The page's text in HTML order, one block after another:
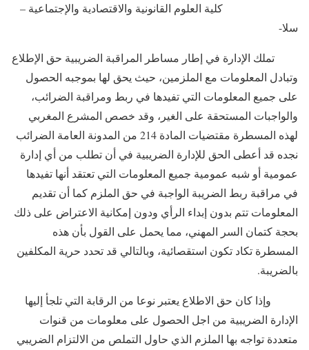
كلية العلوم القانونية والاقتصادية والإجتماعية –
سلا-
تملك الإدارة في إطار مساطر المراقبة الضريبية حق الإطلاع
وتبادل المعلومات مع الملزمين، حيث يحق لها بموجبه الحصول
على جميع المعلومات التي تفيدها في ربط ومراقبة الضرائب،
والواجبات المستحقة على الغير، وقد خصص المشرع المغربي
لهذه المسطرة مقتضيات المادة 214 من المدونة العامة الضرائب
نجده قد أعطى الحق للإدارة الضريبية في أن تطلب من أي إدارة
عمومية أو شبه عمومية جميع المعلومات التي تعتقد أنها تفيدها
في مراقبة ربط الضريبة الواجبة في حق الملزم كما أن تقديم
المعلومات تتم بدون إبداء الرأي ودون إمكانية الاعتراض على ذلك
بحجة كتمان السر المهني، مما يحمل على القول بأن هذه
المسطرة تكاد تكون استقصائية، وبالتالي قد تحدد حرية المكلفين
بالضريبة.
وإذا كان حق الاطلاع يعتبر نوعا من الرقابة التي تلجأ إليها
الإدارة الضريبية من اجل الحصول على معلومات من قنوات
متعددة تواجه بها الملزم الذي حاول التملص من الالتزام الضريبي